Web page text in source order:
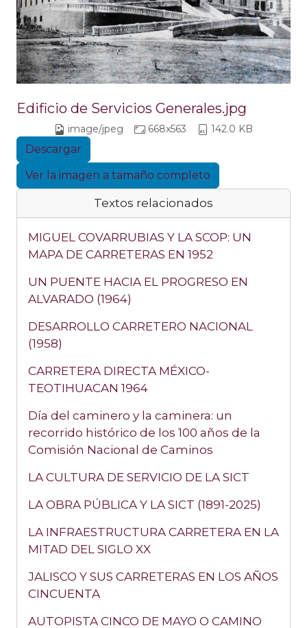
Edificio de Servicios Generales.jpg
image/jpeg 668x563 142.0 KB
Descargar
Ver la imagen a tamaño completo
Textos relacionados
MIGUEL COVARRUBIAS Y LA SCOP: UN
MAPA DE CARRETERAS EN 1952
UN PUENTE HACIA EL PROGRESO EN
ALVARADO (1964)
DESARROLLO CARRETERO NACIONAL
(1958)
CARRETERA DIRECTA MÉXICO-
TEOTIHUACAN 1964
Día del caminero y la caminera: un
recorrido histórico de los 100 años de la
Comisión Nacional de Caminos
LA CULTURA DE SERVICIO DE LA SICT
LA OBRA PÚBLICA Y LA SICT (1891-2025)
LA INFRAESTRUCTURA CARRETERA EN LA
MITAD DEL SIGLO XX
JALISCO Y SUS CARRETERAS EN LOS AÑOS
CINCUENTA
AUTOPISTA CINCO DE MAYO O CAMINO